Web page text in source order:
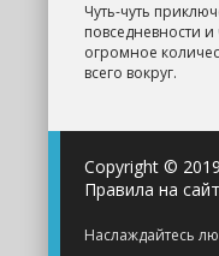
Чуть-чуть
повседневности и
огромное
всего вокруг.
Copyright ©
Правила на
Наслаждайтесь